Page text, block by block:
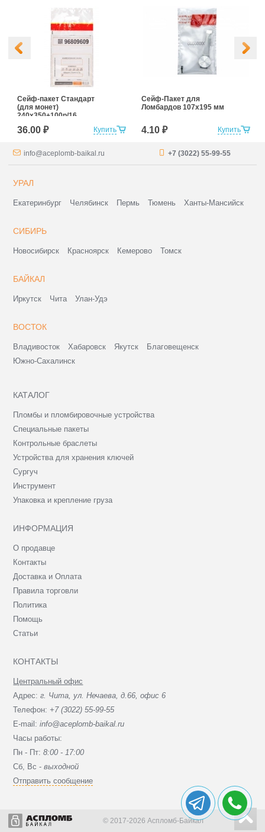
Купить
Сейф-пакет Cтандарт
(для монет)
240x350+100р/16
36.00 ₽ Купить
Сейф-Пакет для
Ломбардов 107x195 мм
4.10 ₽
info@aceplomb-baikal.ru +7 (3022) 55-99-55
УРАЛ
Екатеринбург Челябинск Пермь Тюмень Ханты-Мансийск
СИБИРЬ
Новосибирск Красноярск Кемерово Томск
БАЙКАЛ
Иркутск Чита Улан-Удэ
ВОСТОК
Владивосток Хабаровск Якутск
Благовещенск
Южно-Сахалинск
КАТАЛОГ
Пломбы и пломбировочные устройства
Специальные пакеты
Контрольные браслеты
Устройства для хранения ключей
Сургуч
Инструмент
Упаковка и крепление груза
ИНФОРМАЦИЯ
О продавце
Контакты
Доставка и Оплата
Правила торговли
Политика
Помощь
Статьи
КОНТАКТЫ
Центральный офис
Адрес:г. Чита, ул. Нечаева, д.66, офис 6
Телефон: +7 (3022) 55-99-55
E-mail:info@aceplomb-baikal.ru
Часы работы:
Пн - Пт:8:00 - 17:00
Сб, Вc -выходной
Отправить сообщение
© 2017-2026 Аспломб-Байкал